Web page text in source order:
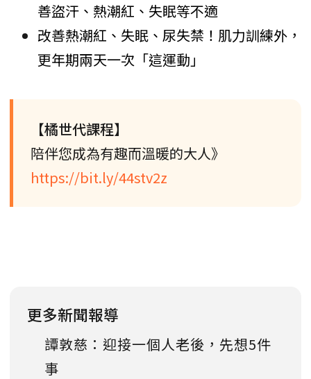
善盜汗、熱潮紅、失眠等不適
改善熱潮紅、失眠、尿失禁！肌力訓練外，
更年期兩天一次「這運動」
【橘世代課程】
陪伴您成為有趣而溫暖的大人》
https://bit.ly/44stv2z
更多新聞報導
譚敦慈：迎接一個人老後，先想5件
事